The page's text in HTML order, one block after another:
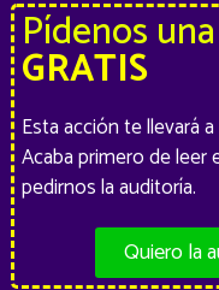
Pídenos una
GRATIS
Esta acción te llevará
Acaba primero de leer
pedirnos la auditoría.
Quiero la